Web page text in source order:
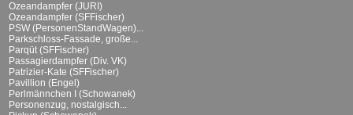
Ozeandampfer (JURI)
Ozeandampfer (SFFischer)
PSW (PersonenStandWagen)...
Parkschloss-Fassade, große...
Parqüt (SFFischer)
Passagierdampfer (Div. VK)
Patrizier-Kate (SFFischer)
Pavillion (Engel)
Perlmännchen I (Schowanek)
Personenzug, nostalgisch...